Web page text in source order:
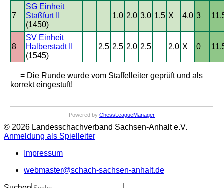
7
SG Einheit
Staßfurt II
(1450)
1.0 2.0 3.0 1.5 X 4.0 3
8
SV Einheit
Halberstadt II
(1545)
2.5 2.5 2.0 2.5 2.0 X 0
= Die Runde wurde vom Staffelleiter geprüft und als
korrekt eingestuft!
Powered by ChessLeagueManager
© 2026 Landesschachverband Sachsen-Anhalt e.V.
Anmeldung als Spielleiter
Impressum
webmaster@schach-sachsen-anhalt.de